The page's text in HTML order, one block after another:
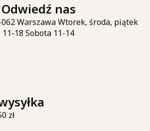
Odwiedź nas
Warszawa Wtorek, środa, piątek
11-18 Sobota 11-14
zł